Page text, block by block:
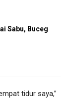
Sabu, Buceg
tidur saya,”